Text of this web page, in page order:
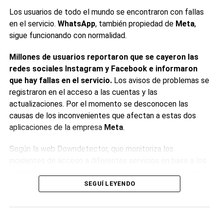
Exteriores, Anita Anand, y Salud, Marjorie Michel indicaron
además que una tercera persona, que no viajó en el
crucero pero estuvo en el mismo vuelo que un individuo
que mostraba señales de la enfermedad, también se
encuentra en autoaislamiento. Según informaron, este
último viajero «no es considerado de alto riesgo» por la
Organización Mundial de la Salud.
A los dos canadienses que abandonaron el crucero MV
Hondius antes de que se iniciase el brote epidémico, se
suman otros cuatro ciudadanos de ese país que continúan
Los usuarios de todo el mundo se encontraron con fallas
en el servicio. WhatsApp, también propiedad de Meta,
sigue funcionando con normalidad.
Millones de usuarios reportaron que se cayeron las
redes sociales Instagram y Facebook e informaron
que hay fallas en el servicio.Los avisos de problemas se
registraron en el acceso a las cuentas y las
actualizaciones. Por el momento se desconocen las
causas de los inconvenientes que afectan a estas dos
aplicaciones de la empresaMeta.
Según la web Downdetector, que monitoriza los
han empezado a manifestar alrededor del mediodía en
SEGUÍ LEYENDO